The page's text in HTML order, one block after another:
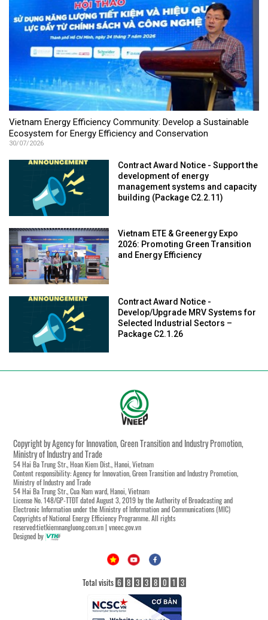
Vietnam Energy Efficiency Community: Develop a Sustainable
Ecosystem for Energy Efficiency and Conservation
30/07/2026
Contract Award Notice - Support the
development of energy
management systems and capacity
building (Package C2.2.11)
Vietnam ETE & Greenergy Expo
2026: Promoting Green Transition
and Energy Efficiency
Contract Award Notice -
Develop/Upgrade MRV Systems for
Selected Industrial Sectors –
Package C2.1.26
Copyright by Agency for Innovation, Green Transition and Industry Promotion,
Ministry of Industry and Trade
54 Hai Ba Trung Str., Hoan Kiem Dist., Hanoi, Vietnam
Content responsibility: Agency for Innovation, Green Transition and Industry Promotion,
Ministry of Industry and Trade
54 Hai Ba Trung Str., Cua Nam ward, Hanoi, Vietnam
License No. 148/GP-TTĐT dated August 3, 2019 by the Authority of Broadcasting and
Electronic Information under the Ministry of Information and Communications (MIC)
Copyrights of National Energy Efficiency Programme. All rights
reserved:tietkiemnangluong.com.vn | vneec.gov.vn
Designed by
Total visits 6 8 3 3 8 0 1 3